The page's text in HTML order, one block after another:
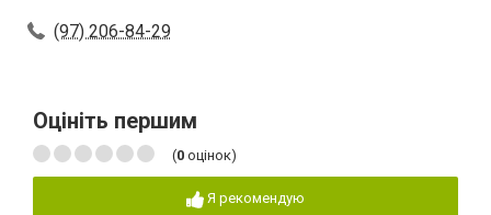
(97) 206-84-29
Оцініть першим
(0 оцінок)
Я рекомендую